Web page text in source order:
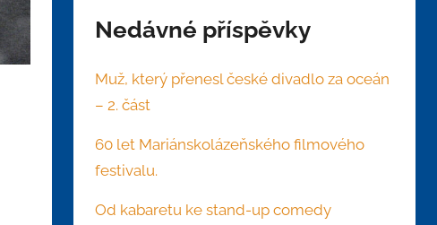
Nedávné příspěvky
Muž, který přenesl české divadlo za oceán
– 2. část
60 let Mariánskolázeňského filmového
festivalu.
Od kabaretu ke stand-up comedy